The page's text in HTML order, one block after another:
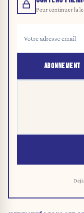
Pour continuer la
ABONNEMENT